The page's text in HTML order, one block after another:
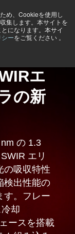
め、Cookieを使用し
集します。本サイトを
になります。本サイ
ーをご覧ください 。
エ
の新
の 1.3
エリ
の吸収特性
検出性能の
す。フレー
却
ースを搭載
ライ
新た
！
ラインス
素、最大
ットの映
陥や素材の
高精度に検
みる
式 エ
、医薬、
ンビジョ
性を実現。
ノク
新モ
ズに
搭載した、
パフォーマ
スピ
せ
ビジョン
性、デー
CoaXPress
ができる
るには、
！
備え
モノ
ンカ
µmピクセ
トで組み
G-B
ラが
ー
！
遅延で信
る、産業用
ア・
ャン
トが高い、
フェイス
対応できま
リニ
キャ
ンレ
x
ル
ディスプレ
査、その他
信頼
えた
を
信頼
えた
を